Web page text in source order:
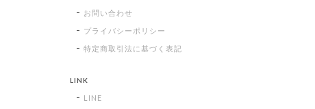
お問い合わせ
プライバシーポリシー
特定商取引法に基づく表記
LINK
LINE